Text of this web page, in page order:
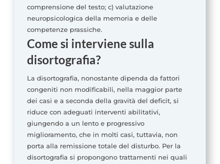
comprensione del testo; c) valutazione
neuropsicologica della memoria e delle
competenze prassiche.
Come si interviene sulla
disortografia?
La disortografia, nonostante dipenda da fattori
congeniti non modificabili, nella maggior parte
dei casi e a seconda della gravità del deficit, si
riduce con adeguati interventi abilitativi,
giungendo a un lento e progressivo
miglioramento, che in molti casi, tuttavia, non
porta alla remissione totale del disturbo. Per la
disortografia si propongono trattamenti nei quali